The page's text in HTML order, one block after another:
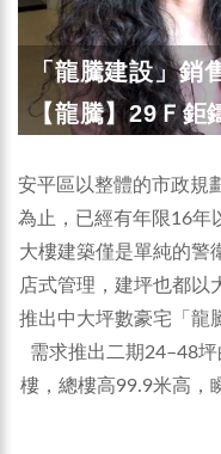
「龍騰建設」銷
【龍騰】29Ｆ鉅
安平區以整體的市政規
為止，已經有年限16年
大樓建築僅是單純的警
店式管理，建坪也都以
推出中大坪數豪宅「龍
需求推出二期24–48
樓，總樓高99.9米高，